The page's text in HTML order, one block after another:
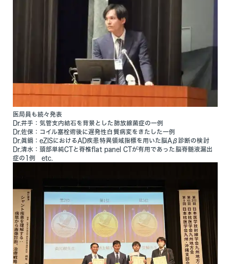
医局員も続々発表
Dr.井手：気管支内結石を背景とした肺放線菌症の一例
Dr.佐保：コイル塞栓術後に遅発性白質病変をきたした一例
Dr.眞鍋：eZISにおけるAD疾患特異領域指標を用いた脳Aβ診断の検討
Dr.清水：頭部単純CTと脊椎flat panel CTが有用であった脳脊髄液漏出
症の1例 etc.